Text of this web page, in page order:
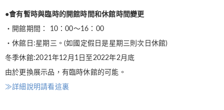
●會有暫時與臨時的開館時間和休館時間變更
・開館期間： 10：00〜16：00
・休館日:星期三。(如國定假日是星期三則次日休館)
冬季休館:2021年12月1日至2022年2月底
由於更換展示品，有臨時休館的可能。
≫詳細說明請看這裏